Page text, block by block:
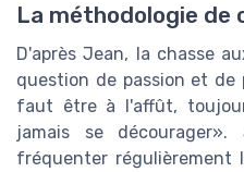
La méthodologie de
D'après Jean, la chasse
question de passion et de
faut être à l'affût,
jamais se décourager .
fréquenter régulièrement